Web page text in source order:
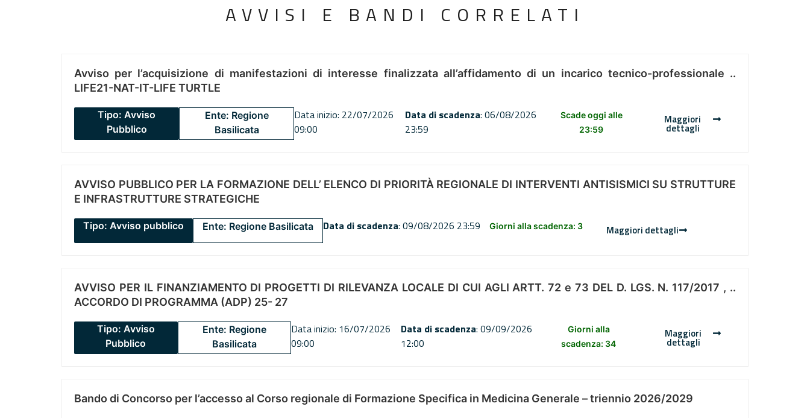
AVVISI E BANDI CORRELATI
Avviso per l’acquisizione di manifestazioni di interesse finalizzata all’affidamento di un incarico tecnico-professionale ..
LIFE21-NAT-IT-LIFE TURTLE
Tipo: Avviso
Pubblico
Ente: Regione
Basilicata
Data inizio: 22/07/2026
09:00
Data di scadenza: 06/08/2026
23:59
Scade oggi alle
23:59
Maggiori
dettagli
AVVISO PUBBLICO PER LA FORMAZIONE DELL’ ELENCO DI PRIORITÀ REGIONALE DI INTERVENTI ANTISISMICI SU STRUTTURE
E INFRASTRUTTURE STRATEGICHE
Tipo: Avviso pubblico Ente: Regione Basilicata Data di scadenza: 09/08/2026 23:59 Giorni alla scadenza: 3 Maggiori dettagli
AVVISO PER IL FINANZIAMENTO DI PROGETTI DI RILEVANZA LOCALE DI CUI AGLI ARTT. 72 e 73 DEL D. LGS. N. 117/2017 , ..
ACCORDO DI PROGRAMMA (ADP) 25- 27
Tipo: Avviso
Pubblico
Ente: Regione
Basilicata
Data inizio: 16/07/2026
09:00
Data di scadenza: 09/09/2026
12:00
Giorni alla
scadenza: 34
Maggiori
dettagli
Bando di Concorso per l’accesso al Corso regionale di Formazione Specifica in Medicina Generale – triennio 2026/2029